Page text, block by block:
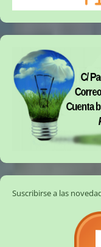
Suscribirse a las